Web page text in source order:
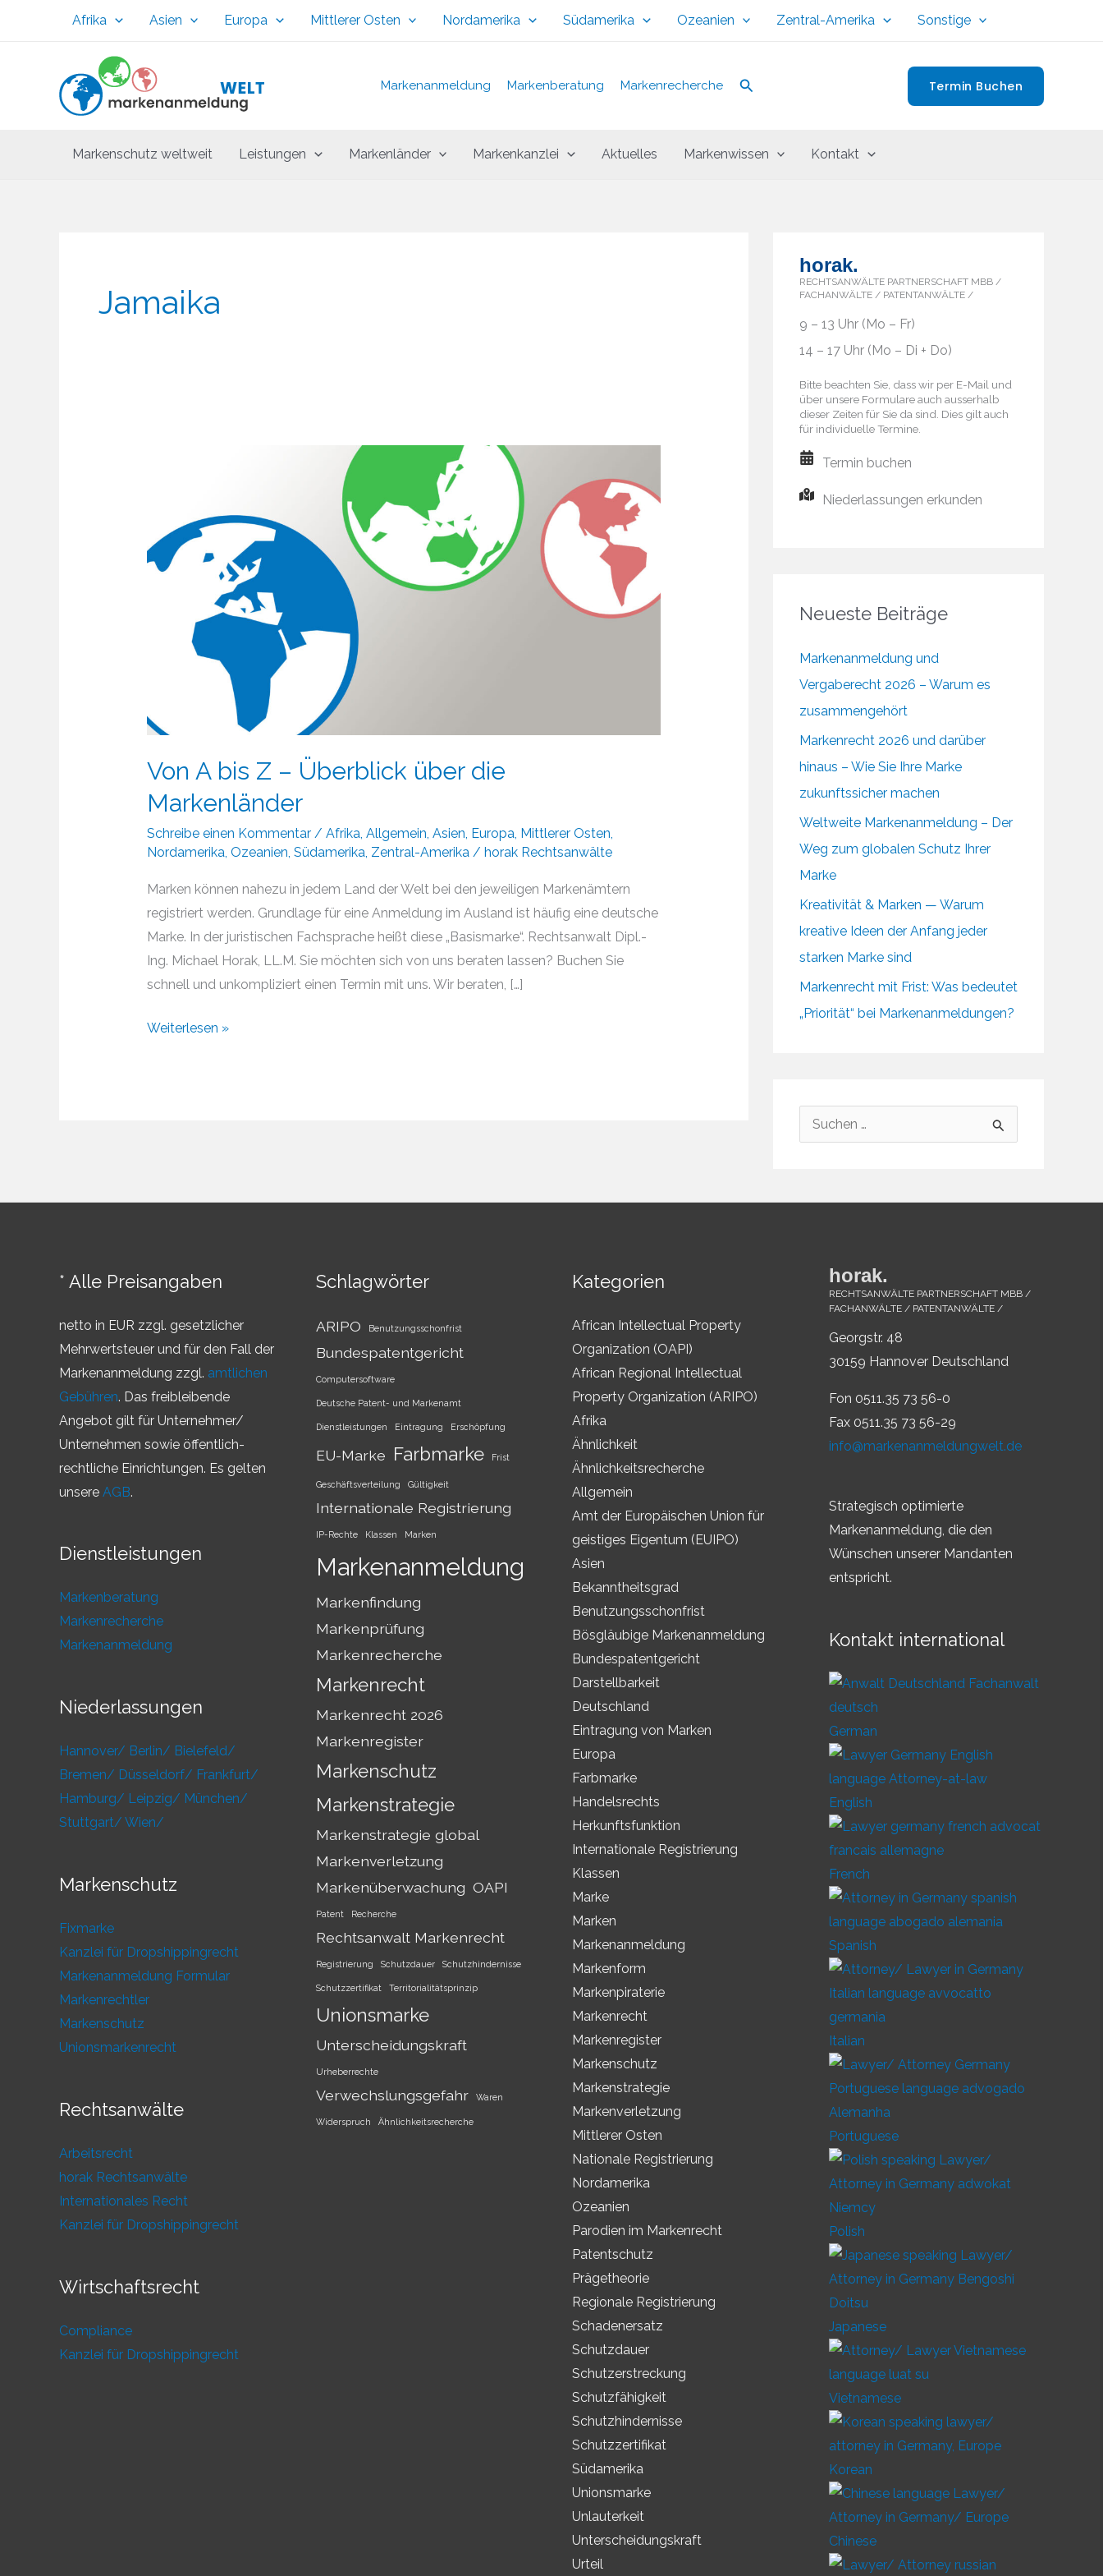
Afrika Asien Europa Mittlerer Osten Nordamerika Südamerika Ozeanien Zentral-Amerika Sonstige
Markenanmeldung Markenberatung Markenrecherche Suchen Termin Buchen
Markenschutz weltweit Leistungen Markenländer Markenkanzlei Aktuelles Markenwissen Kontakt
Jamaika
Von A bis Z – Überblick über die
Markenländer
Schreibe einen Kommentar / Afrika, Allgemein, Asien, Europa, Mittlerer Osten,
Nordamerika, Ozeanien, Südamerika, Zentral-Amerika/ horak Rechtsanwälte
Marken können nahezu in jedem Land der Welt bei den jeweiligen Markenämtern
registriert werden. Grundlage für eine Anmeldung im Ausland ist häufig eine deutsche
Marke. In der juristischen Fachsprache heißt diese „Basismarke“. Rechtsanwalt Dipl.-
Ing. Michael Horak, LL.M. Sie möchten sich von uns beraten lassen? Buchen Sie
schnell und unkompliziert einen Termin mit uns. Wir beraten, […]
Von
Weiterlesen »
horak.
RECHTSANWÄLTE PARTNERSCHAFT MBB /
FACHANWÄLTE / PATENTANWÄLTE /
9 – 13 Uhr (Mo – Fr)
14 – 17 Uhr (Mo – Di + Do)
Bitte beachten Sie, dass wir per E-Mail und
über unsere Formulare auch ausserhalb
dieser Zeiten für Sie da sind. Dies gilt auch
für individuelle Termine.
Termin buchen
Niederlassungen erkunden
Neueste Beiträge
Markenanmeldung und
Vergaberecht 2026 – Warum es
zusammengehört
Markenrecht 2026 und darüber
hinaus – Wie Sie Ihre Marke
zukunftssicher machen
Weltweite Markenanmeldung – Der
Weg zum globalen Schutz Ihrer
Marke
Kreativität & Marken — Warum
kreative Ideen der Anfang jeder
starken Marke sind
Markenrecht mit Frist: Was bedeutet
„Priorität“ bei Markenanmeldungen?
u
* Alle Preisangaben
netto in EUR zzgl. gesetzlicher
Mehrwertsteuer und für den Fall der
Markenanmeldung zzgl. amtlichen
Gebühren. Das freibleibende
Angebot gilt für Unternehmer/
Unternehmen sowie öffentlich-
rechtliche Einrichtungen. Es gelten
unsere AGB.
Dienstleistungen
Markenberatung
Markenrecherche
Markenanmeldung
Niederlassungen
Hannover/ Berlin/ Bielefeld/
Bremen/ Düsseldorf/ Frankfurt/
Hamburg/ Leipzig/ München/
Stuttgart/ Wien/
Markenschutz
Fixmarke
Kanzlei für Dropshippingrecht
Markenanmeldung Formular
Markenrechtler
Markenschutz
Unionsmarkenrecht
Rechtsanwälte
Arbeitsrecht
horak Rechtsanwälte
Internationales Recht
Kanzlei für Dropshippingrecht
Wirtschaftsrecht
Compliance
Kanzlei für Dropshippingrecht
Schlagwörter
ARIPO Benutzungsschonfrist
Bundespatentgericht
Computersoftware
Deutsche Patent- und Markenamt
Dienstleistungen Eintragung Erschöpfung
EU-Marke Farbmarke Frist
Geschäftsverteilung Gültigkeit
Internationale Registrierung
IP-Rechte Klassen Marken
Markenanmeldung
Markenfindung
Markenprüfung
Markenrecherche
Markenrecht
Markenrecht 2026
Markenregister
Markenschutz
Markenstrategie
Markenstrategie global
Markenverletzung
Markenüberwachung OAPI
Patent Recherche
Rechtsanwalt Markenrecht
Registrierung Schutzdauer Schutzhindernisse
Schutzzertifikat Territorialitätsprinzip
Unionsmarke
Unterscheidungskraft
Urheberrechte
Verwechslungsgefahr Waren
Widerspruch Ähnlichkeitsrecherche
Kategorien
African Intellectual Property
Organization (OAPI)
African Regional Intellectual
Property Organization (ARIPO)
Afrika
Ähnlichkeit
Ähnlichkeitsrecherche
Allgemein
Amt der Europäischen Union für
geistiges Eigentum (EUIPO)
Asien
Bekanntheitsgrad
Benutzungsschonfrist
Bösgläubige Markenanmeldung
Bundespatentgericht
Darstellbarkeit
Deutschland
Eintragung von Marken
Europa
Farbmarke
Handelsrechts
Herkunftsfunktion
Internationale Registrierung
Klassen
Marke
Marken
Markenanmeldung
Markenform
Markenpiraterie
Markenrecht
Markenregister
Markenschutz
Markenstrategie
Markenverletzung
Mittlerer Osten
Nationale Registrierung
Nordamerika
Ozeanien
Parodien im Markenrecht
Patentschutz
Prägetheorie
Regionale Registrierung
Schadenersatz
Schutzdauer
Schutzerstreckung
Schutzfähigkeit
Schutzhindernisse
Schutzzertifikat
Südamerika
Unionsmarke
Unlauterkeit
Unterscheidungskraft
Urteil
horak.
RECHTSANWÄLTE PARTNERSCHAFT MBB /
FACHANWÄLTE / PATENTANWÄLTE /
Georgstr. 48
30159 Hannover Deutschland
Fon 0511.35 73 56-0
Fax 0511.35 73 56-29
info@markenanmeldungwelt.de
Strategisch optimierte
Markenanmeldung, die den
Wünschen unserer Mandanten
entspricht.
Kontakt international
German
English
French
Spanish
Italian
Portuguese
Polish
Japanese
Vietnamese
Korean
Chinese